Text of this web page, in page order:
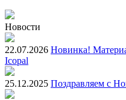
Новости
22.07.2026 Новинка!
Icopal
25.12.2025 Поздравляем с